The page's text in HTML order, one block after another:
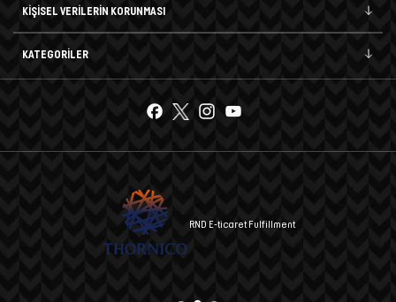
KİŞİSEL VERİLERİN KORUNMASI
KATEGORİLER
RND E-ticaret Fulfillment